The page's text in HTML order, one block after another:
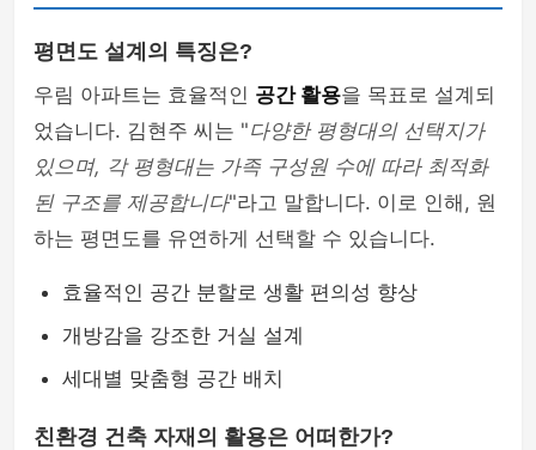
평면도 설계의 특징은?
우림 아파트는 효율적인 공간 활용을 목표로 설계되
었습니다. 김현주 씨는 "다양한 평형대의 선택지가
있으며, 각 평형대는 가족 구성원 수에 따라 최적화
된 구조를 제공합니다"라고 말합니다. 이로 인해, 원
하는 평면도를 유연하게 선택할 수 있습니다.
효율적인 공간 분할로 생활 편의성 향상
개방감을 강조한 거실 설계
세대별 맞춤형 공간 배치
친환경 건축 자재의 활용은 어떠한가?